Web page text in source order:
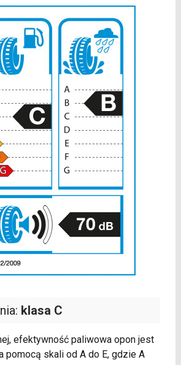
klasa C
efektywność paliwowa opon jest
pomocą skali od A do E, gdzie A